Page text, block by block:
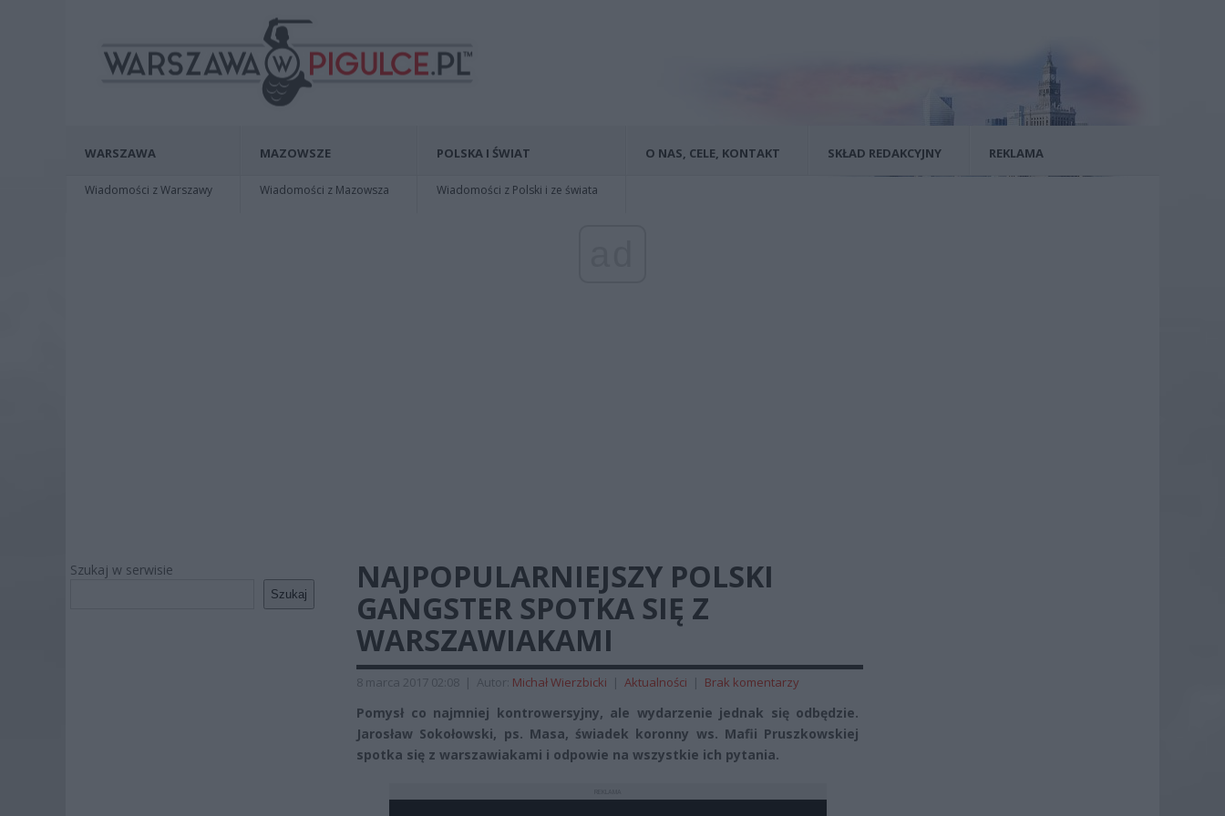
WARSZAWA
Wiadomości z Warszawy
MAZOWSZE
Wiadomości z Mazowsza
POLSKA I ŚWIAT
Wiadomości z Polski i ze świata
O NAS, CELE, KONTAKT SKŁAD REDAKCYJNY REKLAMA
Szukaj w serwisie
Szukaj
NAJPOPULARNIEJSZY POLSKI
GANGSTER SPOTKA SIĘ Z
WARSZAWIAKAMI
8 marca 2017 02:08 | Autor: Michał Wierzbicki | Aktualności | Brak komentarzy
Pomysł co najmniej kontrowersyjny, ale wydarzenie jednak się odbędzie.
Jarosław Sokołowski, ps. Masa, świadek koronny ws. Mafii Pruszkowskiej
spotka się z warszawiakami i odpowie na wszystkie ich pytania.